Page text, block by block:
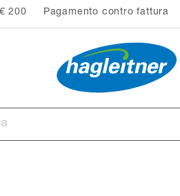
200 Pagamento contro fattura